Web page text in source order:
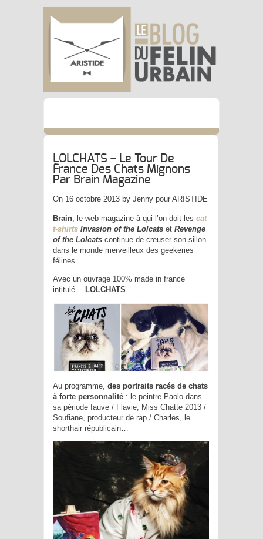
LOLCHATS – Le Tour De
France Des Chats Mignons
Par Brain Magazine
On 16 octobre 2013 by Jenny pour ARISTIDE
Brain , le web-magazine à qui l’on doit les cat
t-shirts Invasion of the Lolcats et Revenge
of the Lolcats continue de creuser son sillon
dans le monde merveilleux des geekeries
félines.
Avec un ouvrage 100% made in france
intitulé…
LOLCHATS
Au programme, des portraits racés de chats
à forte personnalité : le peintre Paolo dans
sa période fauve / Flavie, Miss Chatte 2013 /
Soufiane, producteur de rap / Charles, le
shorthair républicain…